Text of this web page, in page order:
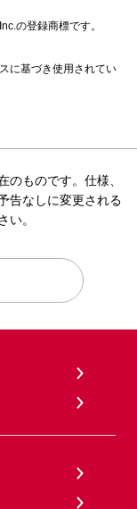
の登録商標です。
に基づき使用されてい
のものです。仕様、
告なしに変更される
い。